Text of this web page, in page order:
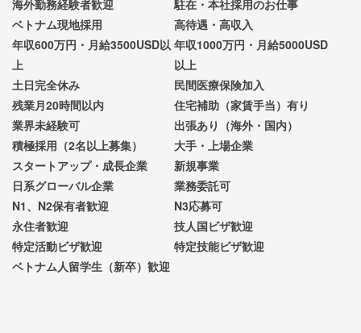
海外勤務経験者歓迎
駐在・本社採用のお仕事
ベトナム現地採用
高待遇・高収入
年収600万円・月給3500USD以
上
年収1000万円・月給5000USD
以上
土日完全休み
民間医療保険加入
残業月20時間以内
住宅補助（家賃手当）有り
業界未経験可
出張あり（海外・国内）
積極採用（2名以上募集）
大手・上場企業
スタートアップ・成長企業
新規事業
日系グローバル企業
業務委託可
N1、N2保有者歓迎
N3応募可
永住者歓迎
技人国ビザ歓迎
特定活動ビザ歓迎
特定技能ビザ歓迎
ベトナム人留学生（新卒）歓迎